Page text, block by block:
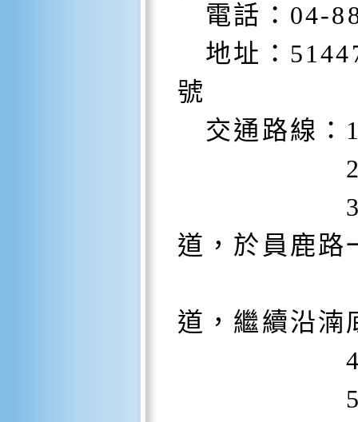
電話：04-
地址：
號
交通路線：
2.從國
3.朝溪湖
道，於員鹿路
道，繼續沿湳
4.於湳
5.於湳底